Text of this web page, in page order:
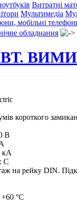
Витратні
Мультимедіа
мобільні
обладнання
короткого
В
кА
C
на рейку DIN.
°C